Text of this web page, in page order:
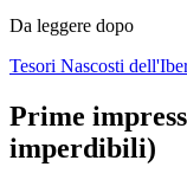
Da leggere dopo
Tesori Nascosti
Prime
imperdibili)